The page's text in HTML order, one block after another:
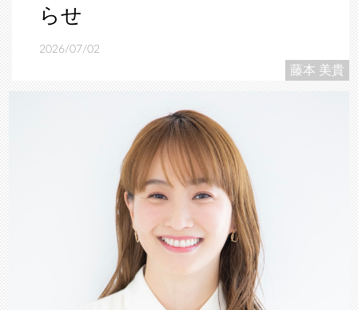
らせ
2026/07/02
藤本 美貴